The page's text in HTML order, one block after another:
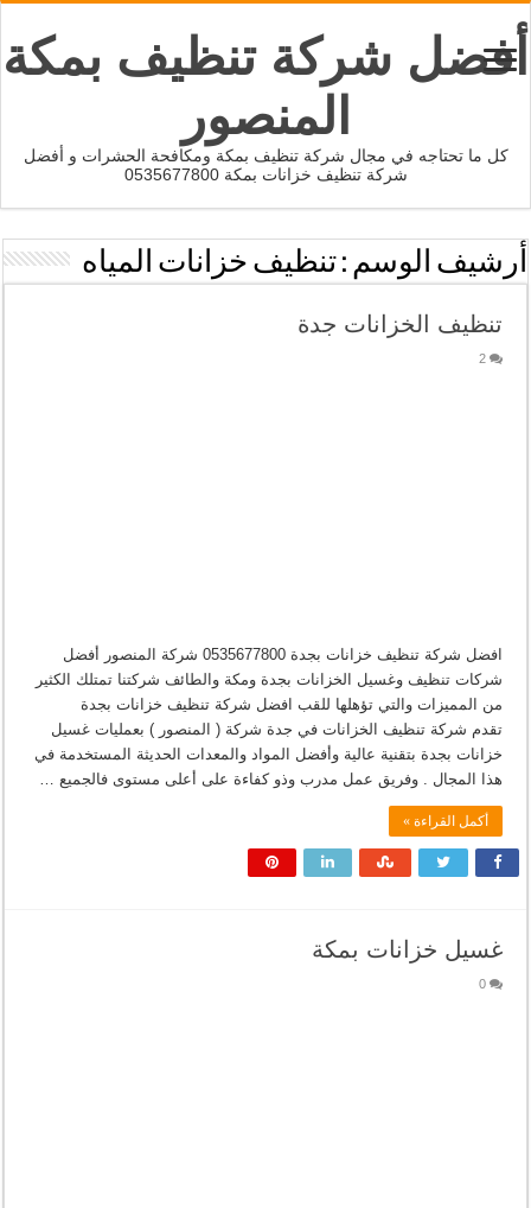
أفضل شركة تنظيف بمكة
المنصور
كل ما تحتاجه في مجال شركة تنظيف بمكة ومكافحة الحشرات و أفضل
شركة تنظيف خزانات بمكة 0535677800
أرشيف الوسم :تنظيف خزانات المياه
تنظيف الخزانات جدة
2
افضل شركة تنظيف خزانات بجدة 0535677800 شركة المنصور أفضل
شركات تنظيف وغسيل الخزانات بجدة ومكة والطائف شركتنا تمتلك الكثير
من المميزات والتي تؤهلها للقب افضل شركة تنظيف خزانات بجدة
تقدم شركة تنظيف الخزانات في جدة شركة ( المنصور ) بعمليات غسيل
خزانات بجدة بتقنية عالية وأفضل المواد والمعدات الحديثة المستخدمة في
هذا المجال . وفريق عمل مدرب وذو كفاءة على أعلى مستوى فالجميع …
أكمل القراءة »
غسيل خزانات بمكة
0